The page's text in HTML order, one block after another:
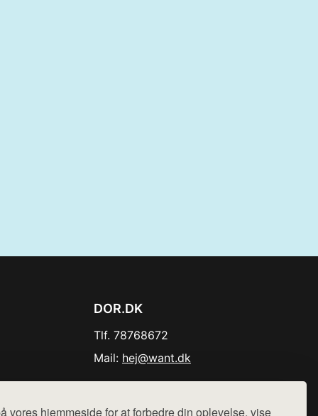
vores hjemmeside for at forbedre din oplevelse, vise
DOR.DK
Tlf. 78768672
Mail: hej@want.dk